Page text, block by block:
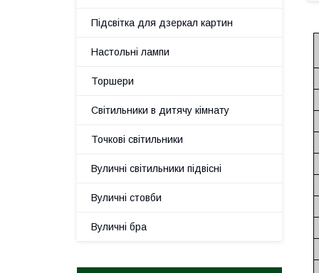
Підсвітка для дзеркал картин
Настольні лампи
Торшери
Світильники в дитячу кімнату
Точкові світильники
Вуличні світильники підвісні
Вуличні стовби
Вуличні бра